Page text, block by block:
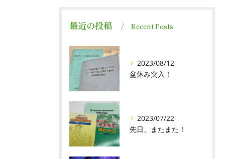
最近の投稿 Recent Posts
2023/08/12
盆休み突入！
2023/07/22
先日、またまた！